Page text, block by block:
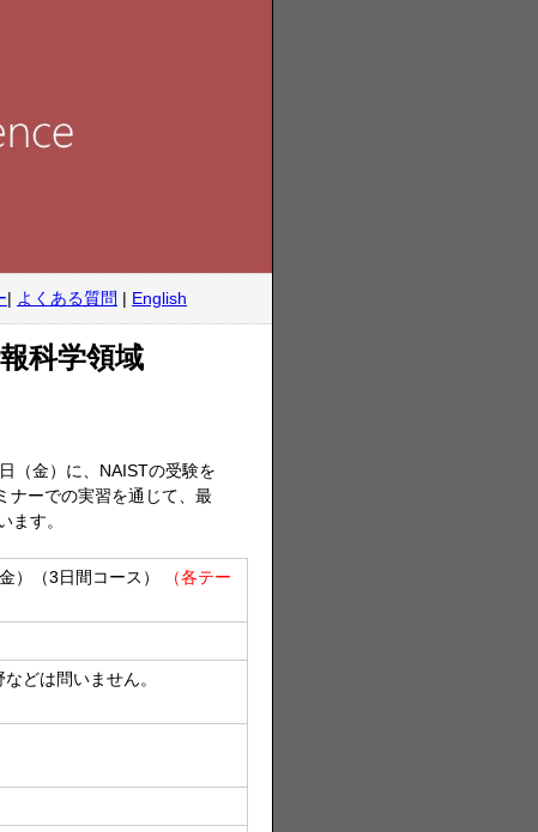
| よくある質問 | English
科学領域
（金）に、NAISTの受験を
ナーでの実習を通じて、最
ます。
）（3日間コース）
（各テー
どは問いません。